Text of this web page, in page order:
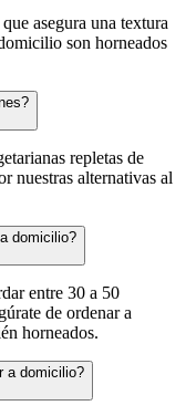
asegura una textura
son horneados
repletas de
nuestras alternativas al
domicilio?
entre 30 a 50
de ordenar a
horneados.
a domicilio?